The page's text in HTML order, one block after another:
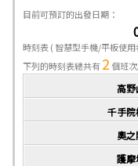
目前可預訂的出發日期：
時刻表( 智慧型手機/平板使
下列的時刻表總共有2個班次
高
千手
奧
護摩